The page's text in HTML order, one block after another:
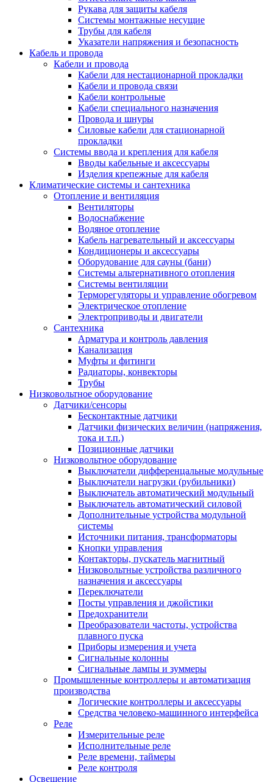
Рукава для защиты кабеля
Системы монтажные несущие
Трубы для кабеля
Указатели напряжения и безопасность
Кабель и провода
Кабели и провода
Кабели для нестационарной прокладки
Кабели и провода связи
Кабели контрольные
Кабели специального назначения
Провода и шнуры
Силовые кабели для стационарной
прокладки
Системы ввода и крепления для кабеля
Вводы кабельные и аксессуары
Изделия крепежные для кабеля
Климатические системы и сантехника
Отопление и вентиляция
Вентиляторы
Водоснабжение
Водяное отопление
Кабель нагревательный и аксессуары
Кондиционеры и аксессуары
Оборудование для сауны (бани)
Системы альтернативного отопления
Системы вентиляции
Терморегуляторы и управление обогревом
Электрическое отопление
Электроприводы и двигатели
Сантехника
Арматура и контроль давления
Канализация
Муфты и фитинги
Радиаторы, конвекторы
Трубы
Низковольтное оборудование
Датчики/сенсоры
Бесконтактные датчики
Датчики физических величин (напряжения,
тока и т.п.)
Позиционные датчики
Низковольтное оборудование
Выключатели дифференцальные модульные
Выключатели нагрузки (рубильники)
Выключатель автоматический модульный
Выключатель автоматический силовой
Дополнительные устройства модульной
системы
Источники питания, трансформаторы
Кнопки управления
Контакторы, пускатель магнитный
Низковольтные устройства различного
назначения и аксессуары
Переключатели
Посты управления и джойстики
Предохранители
Преобразователи частоты, устройства
плавного пуска
Приборы измерения и учета
Сигнальные колонны
Сигнальные лампы и зуммеры
Промышленные контроллеры и автоматизация
производства
Логические контроллеры и аксессуары
Средства человеко-машинного интерфейса
Реле
Измерительные реле
Исполнительные реле
Реле времени, таймеры
Реле контроля
Освещение